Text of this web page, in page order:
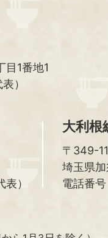
目1番地1
）
）
大利根
〒349-
埼玉県
電話番